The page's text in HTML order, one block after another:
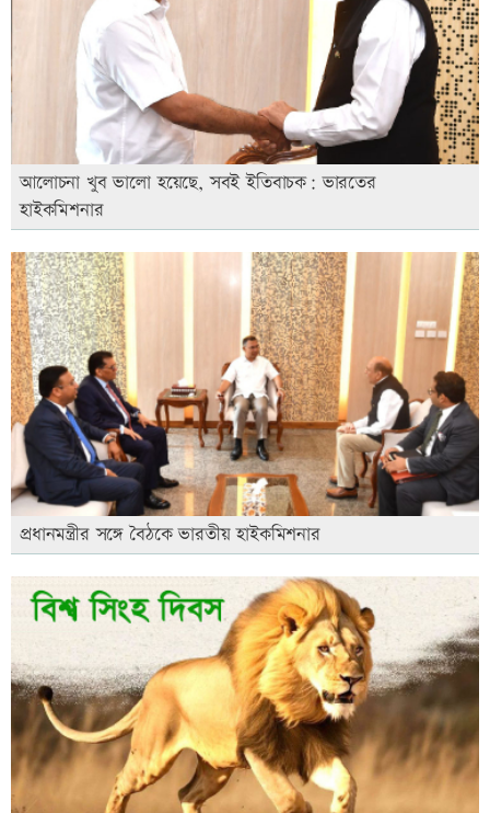
আলোচনা খুব ভালো হয়েছে, সবই ইতিবাচক: ভারতের
হাইকমিশনার
প্রধানমন্ত্রীর সঙ্গে বৈঠকে ভারতীয় হাইকমিশনার